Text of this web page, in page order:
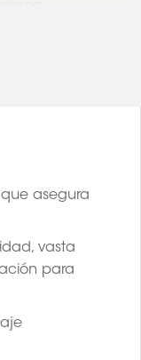
asegura
vasta
para